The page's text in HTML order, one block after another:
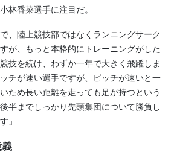
林香菜選手に注目だ。
、陸上競技部ではなくランニングサーク
が、もっと本格的にトレーニングがした
技を続け、わずか一年で大きく飛躍しま
チが速い選手ですが、ピッチが速いと一
ため長い距離を走っても足が持つという
半までしっかり先頭集団について勝負し
」
義